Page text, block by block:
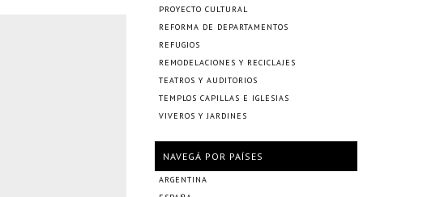
PROYECTO CULTURAL
REFORMA DE DEPARTAMENTOS
REFUGIOS
REMODELACIONES Y RECICLAJES
TEATROS Y AUDITORIOS
TEMPLOS CAPILLAS E IGLESIAS
VIVEROS Y JARDINES
NAVEGÁ POR PAÍSES
ARGENTINA